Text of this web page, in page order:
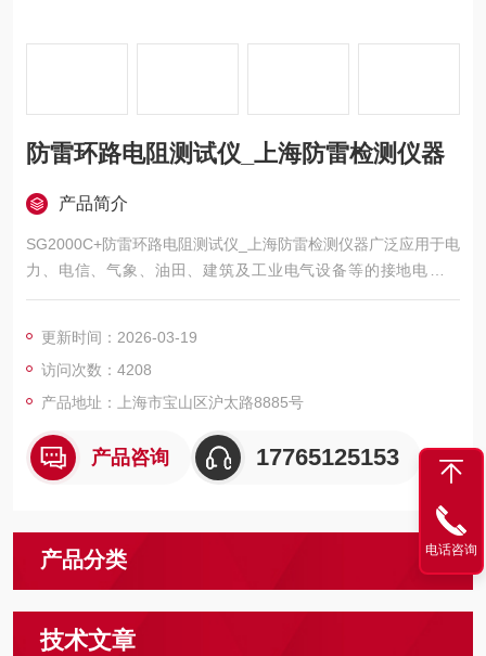
防雷环路电阻测试仪_上海防雷检测仪器
产品简介
SG2000C+防雷环路电阻测试仪_上海防雷检测仪器广泛应用于电
力、电信、气象、油田、建筑及工业电气设备等的接地电阻测
量、回路电阻测量。
更新时间：2026-03-19
访问次数：4208
产品地址：上海市宝山区沪太路8885号
产品咨询 17765125153
产品分类
技术文章
电话咨询